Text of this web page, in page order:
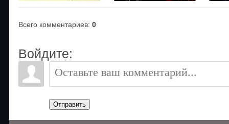
Всего комментариев: 0
Войдите:
Отправить